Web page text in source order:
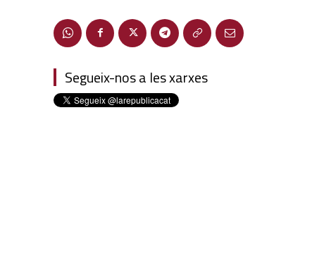
Segueix-nos a les xarxes